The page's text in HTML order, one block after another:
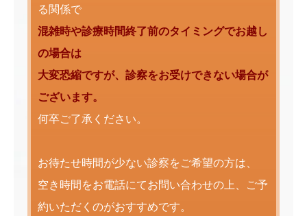
る関係で
混雑時や診療時間終了前のタイミングでお越し
の場合は
大変恐縮ですが、診察をお受けできない場合が
ございます。
何卒ご了承ください。
お待たせ時間が少ない診察をご希望の方は、
空き時間をお電話にてお問い合わせの上、ご予
約いただくのがおすすめです。